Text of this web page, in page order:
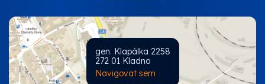
gen. Klapálka 2258
272 01 Kladno
Navigovat sem